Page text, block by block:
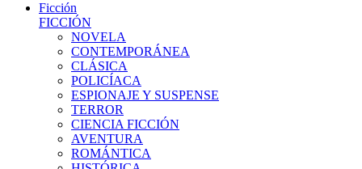
Ficción
FICCIÓN
NOVELA
CONTEMPORÁNEA
CLÁSICA
POLICÍACA
ESPIONAJE Y SUSPENSE
TERROR
CIENCIA FICCIÓN
AVENTURA
ROMÁNTICA